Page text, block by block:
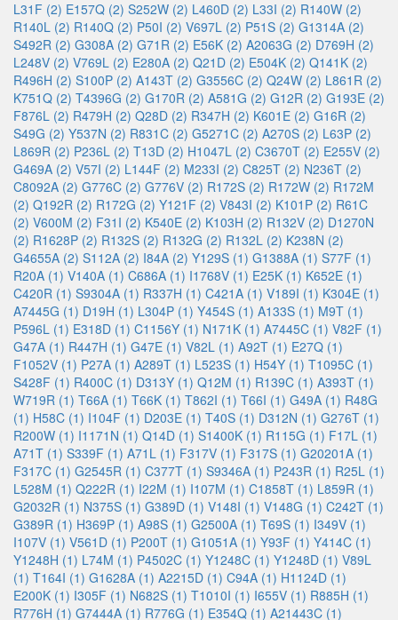
L31F (2) E157Q (2) S252W (2) L460D (2) L33I (2) R140W (2)
R140L (2) R140Q (2) P50I (2) V697L (2) P51S (2) G1314A (2)
S492R (2) G308A (2) G71R (2) E56K (2) A2063G (2) D769H (2)
L248V (2) V769L (2) E280A (2) Q21D (2) E504K (2) Q141K (2)
R496H (2) S100P (2) A143T (2) G3556C (2) Q24W (2) L861R (2)
K751Q (2) T4396G (2) G170R (2) A581G (2) G12R (2) G193E (2)
F876L (2) R479H (2) Q28D (2) R347H (2) K601E (2) G16R (2)
S49G (2) Y537N (2) R831C (2) G5271C (2) A270S (2) L63P (2)
L869R (2) P236L (2) T13D (2) H1047L (2) C3670T (2) E255V (2)
G469A (2) V57I (2) L144F (2) M233I (2) C825T (2) N236T (2)
C8092A (2) G776C (2) G776V (2) R172S (2) R172W (2) R172M
(2) Q192R (2) R172G (2) Y121F (2) V843I (2) K101P (2) R61C
(2) V600M (2) F31I (2) K540E (2) K103H (2) R132V (2) D1270N
(2) R1628P (2) R132S (2) R132G (2) R132L (2) K238N (2)
G4655A (2) S112A (2) I84A (2) Y129S (1) G1388A (1) S77F (1)
R20A (1) V140A (1) C686A (1) I1768V (1) E25K (1) K652E (1)
C420R (1) S9304A (1) R337H (1) C421A (1) V189I (1) K304E (1)
A7445G (1) D19H (1) L304P (1) Y454S (1) A133S (1) M9T (1)
P596L (1) E318D (1) C1156Y (1) N171K (1) A7445C (1) V82F (1)
G47A (1) R447H (1) G47E (1) V82L (1) A92T (1) E27Q (1)
F1052V (1) P27A (1) A289T (1) L523S (1) H54Y (1) T1095C (1)
S428F (1) R400C (1) D313Y (1) Q12M (1) R139C (1) A393T (1)
W719R (1) T66A (1) T66K (1) T862I (1) T66I (1) G49A (1) R48G
(1) H58C (1) I104F (1) D203E (1) T40S (1) D312N (1) G276T (1)
R200W (1) I1171N (1) Q14D (1) S1400K (1) R115G (1) F17L (1)
A71T (1) S339F (1) A71L (1) F317V (1) F317S (1) G20201A (1)
F317C (1) G2545R (1) C377T (1) S9346A (1) P243R (1) R25L (1)
L528M (1) Q222R (1) I22M (1) I107M (1) C1858T (1) L859R (1)
G2032R (1) N375S (1) G389D (1) V148I (1) V148G (1) C242T (1)
G389R (1) H369P (1) A98S (1) G2500A (1) T69S (1) I349V (1)
I107V (1) V561D (1) P200T (1) G1051A (1) Y93F (1) Y414C (1)
Y1248H (1) L74M (1) P4502C (1) Y1248C (1) Y1248D (1) V89L
(1) T164I (1) G1628A (1) A2215D (1) C94A (1) H1124D (1)
E200K (1) I305F (1) N682S (1) T1010I (1) I655V (1) R885H (1)
R776H (1) G7444A (1) R776G (1) E354Q (1) A21443C (1)